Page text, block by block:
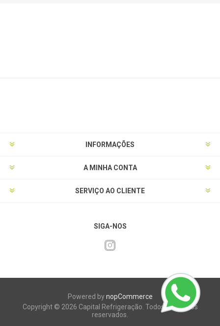
INFORMAÇÕES
A MINHA CONTA
SERVIÇO AO CLIENTE
SIGA-NOS
Powered bynopCommerce
Copyright © 2026 Capital Refrigeração. Todos os direitos
reservados.